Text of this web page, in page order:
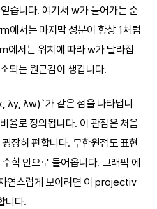
니다. 여기서 w가 들어가는 순
서는 마지막 성분이 항상 1처럼
서는 위치에 따라 w가 달라집
되는 원근감이 생깁니다.
λw)`가 같은 점을 나타냅니
율로 정의됩니다. 이 관점은 처음
장히 편합니다. 무한원점도 표현
학 안으로 들어옵니다. 그래픽 에
연스럽게 보이려면 이 projectiv
니다.